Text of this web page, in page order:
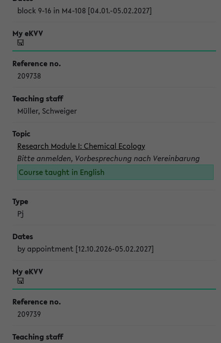
block 9-16 in M4-108 [04.01.-05.02.2027]
209738
Müller, Schweiger
Research Module I: Chemical Ecology
Bitte anmelden, Vorbesprechung nach Vereinbarung
Course taught in English
Pj
by appointment [12.10.2026-05.02.2027]
209739